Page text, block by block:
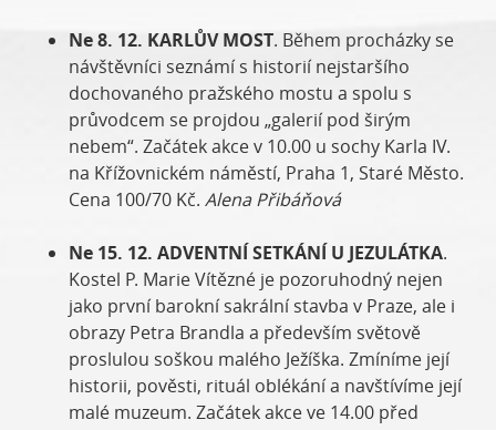
Ne 8. 12. KARLŮV MOST. Během procházky se
návštěvníci seznámí s historií nejstaršího
dochovaného pražského mostu a spolu s
průvodcem se projdou „galerií pod širým
nebem“. Začátek akce v 10.00 u sochy Karla IV.
na Křížovnickém náměstí, Praha 1, Staré Město.
Cena 100/70 Kč.Alena Přibáňová
Ne 15. 12. ADVENTNÍ SETKÁNÍ U JEZULÁTKA.
Kostel P. Marie Vítězné je pozoruhodný nejen
jako první barokní sakrální stavba v Praze, ale i
obrazy Petra Brandla a především světově
proslulou soškou malého Ježíška. Zmíníme její
historii, pověsti, rituál oblékání a navštívíme její
malé muzeum. Začátek akce ve 14.00 před